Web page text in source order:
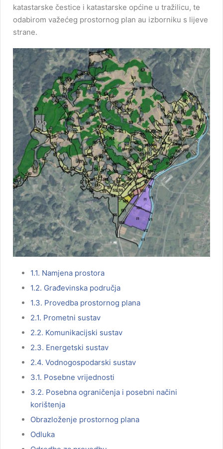
katastarske čestice i katastarske općine u tražilicu, te
odabirom važećeg prostornog plan au izborniku s lijeve
strane.
1.1. Namjena prostora
1.2. Građevinska područja
1.3. Provedba prostornog plana
2.1. Prometni sustav
2.2. Komunikacijski sustav
2.3. Energetski sustav
2.4. Vodnogospodarski sustav
3.1. Posebne vrijednosti
3.2. Posebna ograničenja i posebni načini
korištenja
Obrazloženje prostornog plana
Odluka